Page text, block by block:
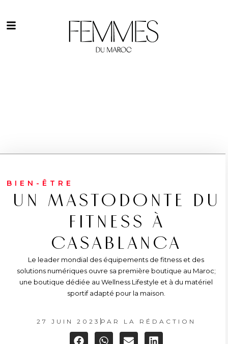
BIEN-ÊTRE
UN MASTODONTE DU
FITNESS À
CASABLANCA
Le leader mondial des équipements de fitness et des
solutions numériques ouvre sa première boutique au Maroc;
une boutique dédiée au Wellness Lifestyle et à du matériel
sportif adapté pour la maison.
27 JUIN 2023 PAR LA RÉDACTION